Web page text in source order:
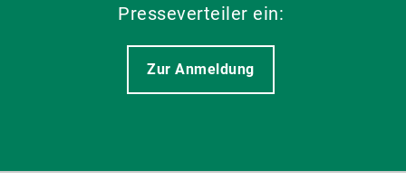
Presseverteiler ein:
Zur Anmeldung